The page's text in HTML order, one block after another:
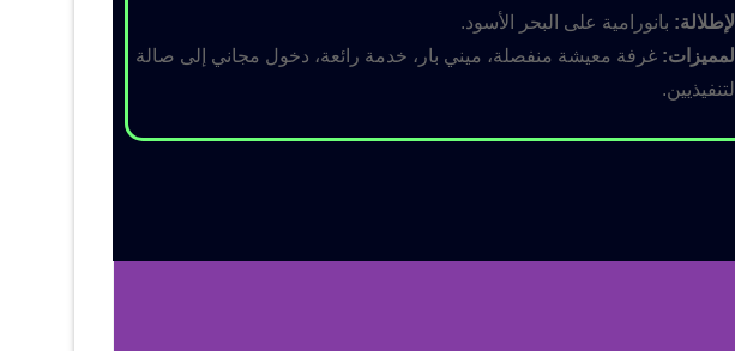
الإطلالة: بانورامية على البحر الأسود.
المميزات: غرفة معيشة منفصلة، ميني بار، خدمة رائعة، دخول مجاني إلى صالة
التنفيذيين.